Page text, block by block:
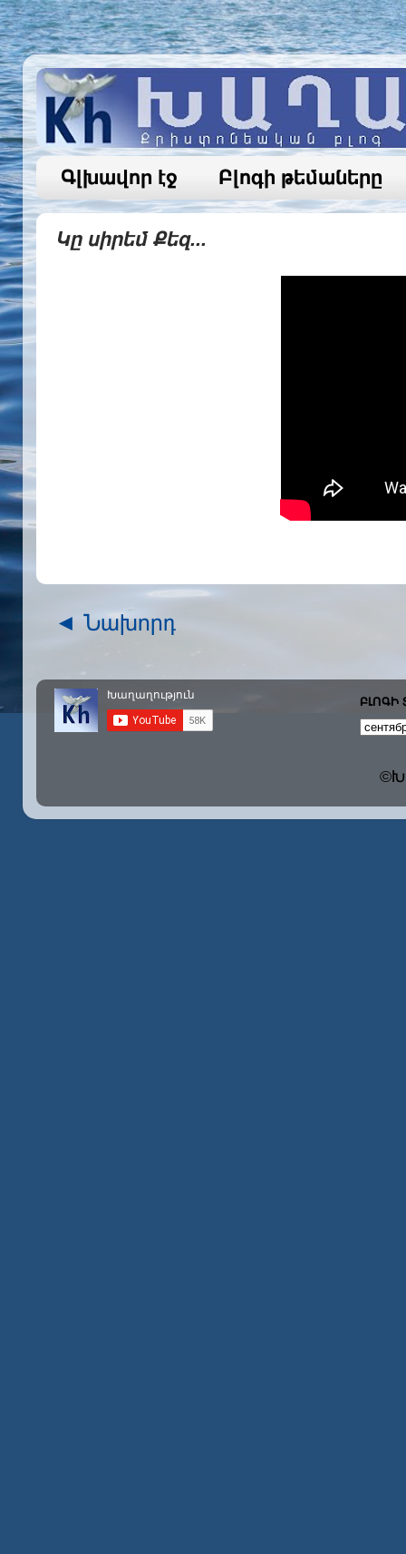
Գլխավոր էջ Բլոգի թեմաները
Կը սիրեմ Քեզ...
◄ Նախորդ
ԲԼՈԳԻ